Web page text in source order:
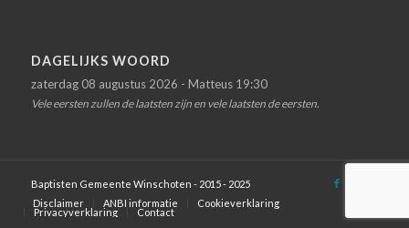
DAGELIJKS WOORD
zaterdag 08 augustus 2026 - Matteus 19:30
Vele eersten zullen de laatsten zijn en vele laatsten de eersten.
Baptisten Gemeente Winschoten - 2015 - 2025
Disclaimer
ANBI informatie Cookieverklaring
Privacyverklaring Contact